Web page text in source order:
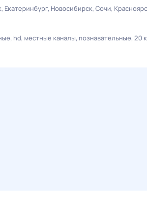
Екатеринбург Новосибирск Сочи
hd местные каналы познавательные 20